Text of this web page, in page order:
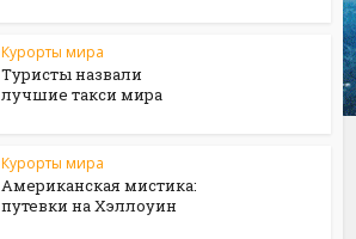
Курорты мира
Туристы назвали
лучшие такси мира
Курорты мира
Американская мистика:
путевки на Хэллоуин